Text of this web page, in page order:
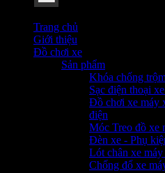
Trang chủ
Giới thiệu
Đồ chơi xe
Sản phẩm
Khóa chống
Sạc điện thoại
Đồ chơi xe máy
điện
Móc Treo đồ xe
Đèn xe - Phụ
Lót chân xe
Chống đổ xe